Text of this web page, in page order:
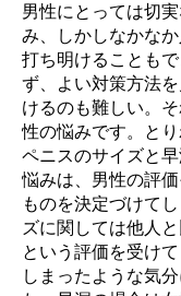
男性にとっては切
み、しかしなかな
打ち明けることもで
ず、よい対策方法
けるのも難しい。
性の悩みです。と
ペニスのサイズと
悩みは、男性の評
ものを決定づけて
ズに関しては他人
という評価を受け
しまったような気